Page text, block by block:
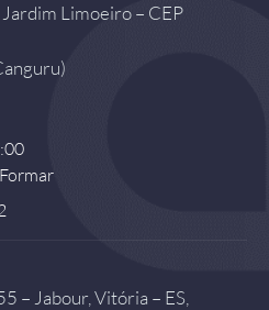
Limoeiro – CEP
– Jabour, Vitória – ES,